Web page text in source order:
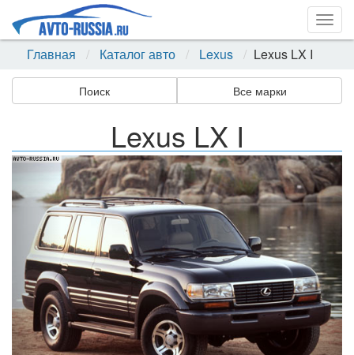
Главная
Каталог авто Lexus Lexus LX I
Поиск Все марки
Lexus LX I
Назад